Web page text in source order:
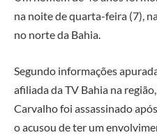
na noite de quarta-feira (7),
no norte da Bahia.
Segundo informações
afiliada da TV Bahia na
Carvalho foi assassinado
o acusou de ter um